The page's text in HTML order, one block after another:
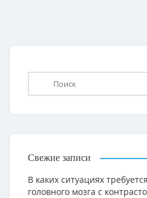
Свежие записи
В каких ситуациях
головного мозга с